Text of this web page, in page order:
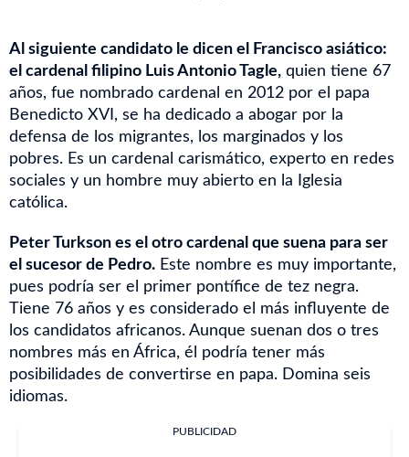
Al siguiente candidato le dicen el Francisco asiático:
el cardenal filipino Luis Antonio Tagle, quien tiene 67
años, fue nombrado cardenal en 2012 por el papa
Benedicto XVI, se ha dedicado a abogar por la
defensa de los migrantes, los marginados y los
pobres. Es un cardenal carismático, experto en redes
sociales y un hombre muy abierto en la Iglesia
católica.
Peter Turkson es el otro cardenal que suena para ser
el sucesor de Pedro. Este nombre es muy importante,
pues podría ser el primer pontífice de tez negra.
Tiene 76 años y es considerado el más influyente de
los candidatos africanos. Aunque suenan dos o tres
nombres más en África, él podría tener más
posibilidades de convertirse en papa. Domina seis
idiomas.
PUBLICIDAD